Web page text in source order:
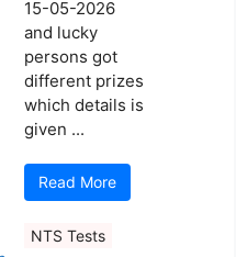
15-05-2026
and lucky
persons got
different prizes
which details is
given ...
Read More
NTS Tests